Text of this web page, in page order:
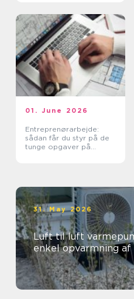
01. June 2026
Entreprenørarbejde:
sådan får du styr på de
tunge opgaver på
31. May 2026
Luft til luft
enkel opvarmning af